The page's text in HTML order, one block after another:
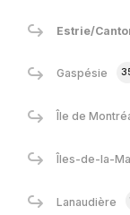
Estrie/
Gaspésie
Île de
Îles-de-la-
Lanaudière